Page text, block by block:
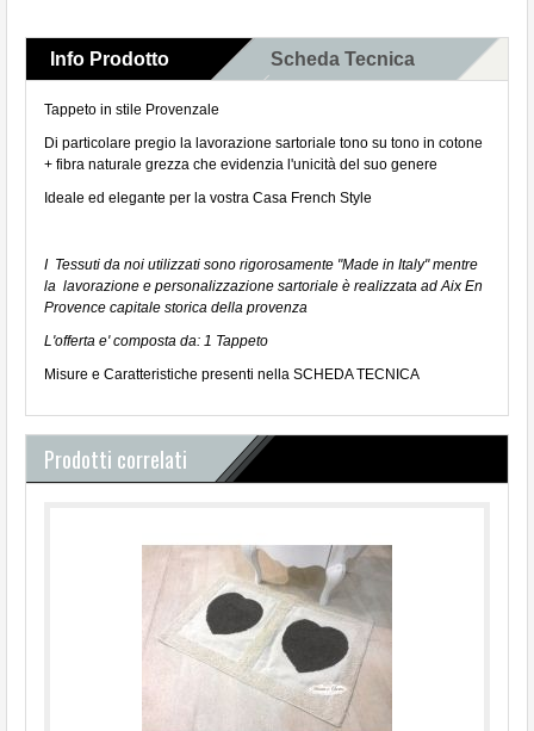
Info Prodotto Scheda Tecnica
Commenti
Tappeto in stile Provenzale
Di particolare pregio la lavorazione sartoriale tono su tono in cotone
+ fibra naturale grezza che evidenzia l'unicità del suo genere
Ideale ed elegante per la vostra Casa French Style
I Tessuti da noi utilizzati sono rigorosamente "Made in Italy" mentre
la lavorazione e personalizzazione sartoriale è realizzata ad Aix En
Provence capitale storica della provenza
L'offerta e' composta da: 1 Tappeto
Misure e Caratteristiche presenti nella SCHEDA TECNICA
Prodotti correlati